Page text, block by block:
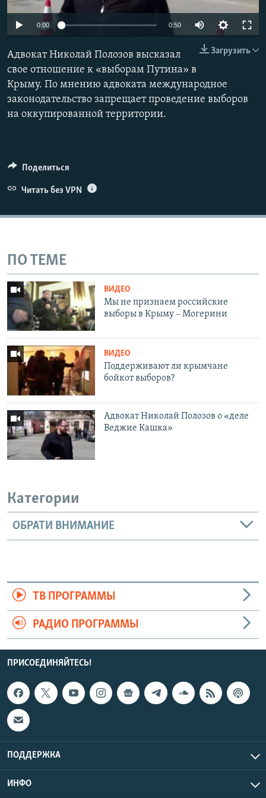
ПОБЕДИТЕЛЕЙ НЕ СУДЯТ?
КРЫМ.НЕПОКОРЕННЫЙ
ELIFBE
УКРАИНСКАЯ ПРОБЛЕМА КРЫМА
ПРИСОЕДИНЯЙТЕСЬ!
Все сайты RFE/RL
0:00 0:50
Загрузить
Адвокат Николай Полозов высказал
свое отношение к «выборам Путина» в
Крыму. По мнению адвоката международное
законодательство запрещает проведение выборов
на оккупированной территории.
Поделиться
Читать без VPN
ПО ТЕМЕ
ВИДЕО
Мы не признаем российские
выборы в Крыму – Могерини
ВИДЕО
Поддерживают ли крымчане
бойкот выборов?
Адвокат Николай Полозов о «деле
Веджие Кашка»
Категории
ОБРАТИ ВНИМАНИЕ
ТВ ПРОГРАММЫ
РАДИО ПРОГРАММЫ
ПРИСОЕДИНЯЙТЕСЬ!
ПОДДЕРЖКА
ИНФО